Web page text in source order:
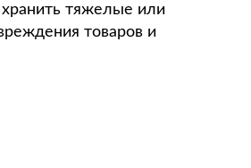
тяжелые или
товаров и